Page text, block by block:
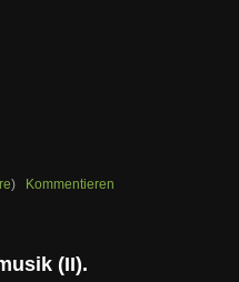
) Kommentieren
(II).